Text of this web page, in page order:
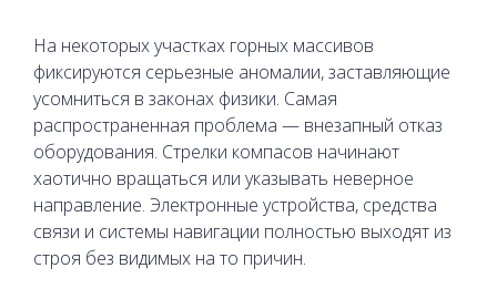
На некоторых участках горных массивов
фиксируются серьезные аномалии, заставляющие
усомниться в законах физики. Самая
распространенная проблема — внезапный отказ
оборудования. Стрелки компасов начинают
хаотично вращаться или указывать неверное
направление. Электронные устройства, средства
связи и системы навигации полностью выходят из
строя без видимых на то причин.